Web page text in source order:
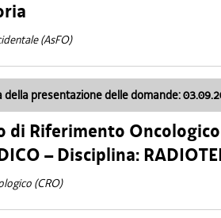
(AsFO)
della presentazione delle domande:
di Riferimento
– Disciplina:
(CRO)